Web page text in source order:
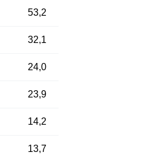
53,2
32,1
24,0
23,9
14,2
13,7